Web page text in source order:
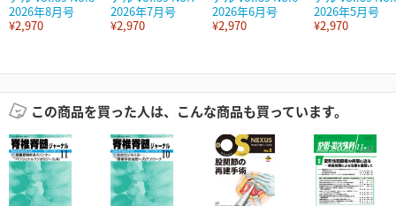
2026年8月号
¥2,970
2026年7月号
¥2,970
2026年6月号
¥2,970
2026年5月号
¥2,970
この商品を買った人は、こんな商品も買っています。